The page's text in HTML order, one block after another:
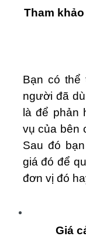
Tham
Bạn có thể
người đã
là để phản
vụ của bên
Sau đó
giá đó để
đơn vị đó
Giá